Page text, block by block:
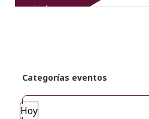
recientes
Categorías eventos
Hoy